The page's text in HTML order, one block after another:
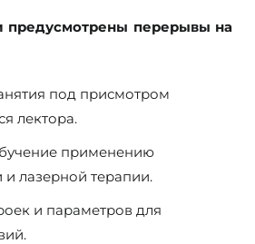
предусмотрены перерывы на
под присмотром
лектора.
применению
и лазерной терапии.
и параметров для